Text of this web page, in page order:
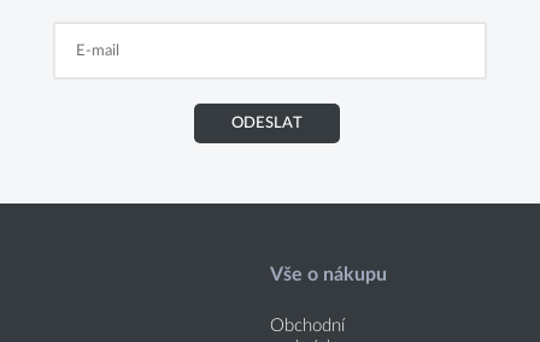
ODESLAT
Vše o nákupu
Obchodní